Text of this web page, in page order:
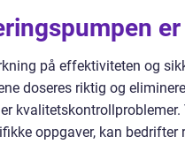
på effektiviteten og
doseres riktig og
kvalitetskontrollproblemer.
oppgaver, kan bedrifter